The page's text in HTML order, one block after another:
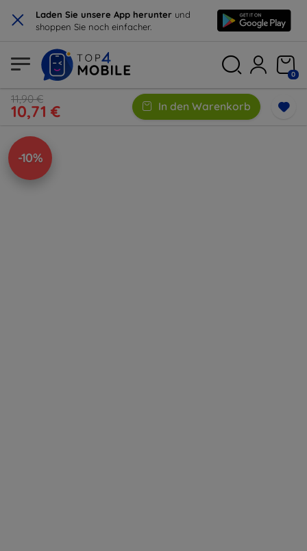
× Laden Sie unsere App herunter und
shoppen Sie noch einfacher.
0
11,90 €
10,71 € In den Warenkorb
-10%